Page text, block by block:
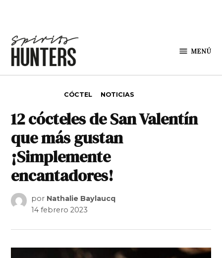
MENÚ
CÓCTEL NOTICIAS
12 cócteles de San Valentín
que más gustan
¡Simplemente
encantadores!
por Nathalie Baylaucq
14 febrero 2023